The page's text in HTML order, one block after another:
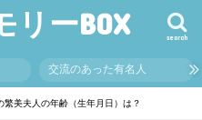
リーBOX search
交流のあった有名人
美夫人の年齢（生年月日）は？